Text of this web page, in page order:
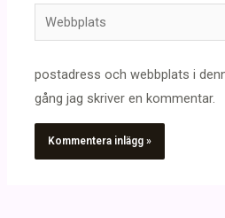
Webbplats
postadress och webbplats i
gång jag skriver en kommentar.